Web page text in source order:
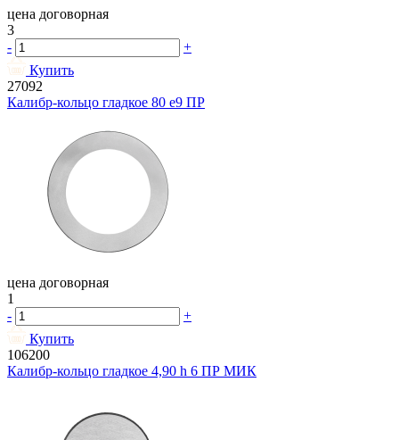
цена договорная
3
-
+
Купить
27092
Калибр-кольцо гладкое 80 e9 ПР
цена договорная
1
-
+
Купить
106200
Калибр-кольцо гладкое 4,90 h 6 ПР МИК